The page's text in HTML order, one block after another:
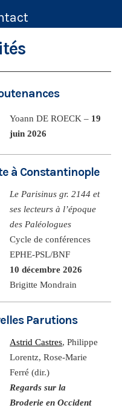
Yoann DE ROECK – 19
juin 2026
à Constantinople
Le Parisinus gr. 2144 et
ses lecteurs à l’époque
des Paléologues
Cycle de conférences
EPHE-PSL/BNF
10 décembre 2026
Brigitte Mondrain
Parutions
Astrid Castres, Philippe
Lorentz, Rose-Marie
Ferré (dir.)
Regards sur la
Broderie en Occident